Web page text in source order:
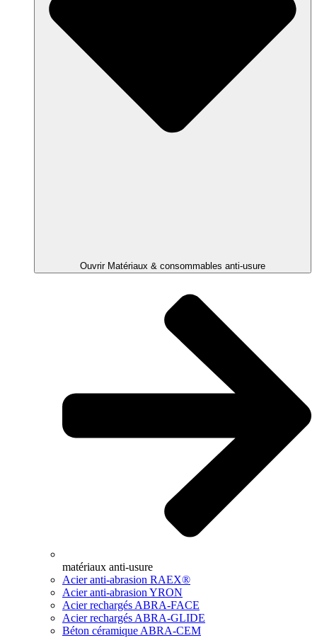
Ouvrir Matériaux & consommables anti-usure
matériaux anti-usure
Acier anti-abrasion RAEX®
Acier anti-abrasion YRON
Acier rechargés ABRA-FACE
Acier rechargés ABRA-GLIDE
Béton céramique ABRA-CEM